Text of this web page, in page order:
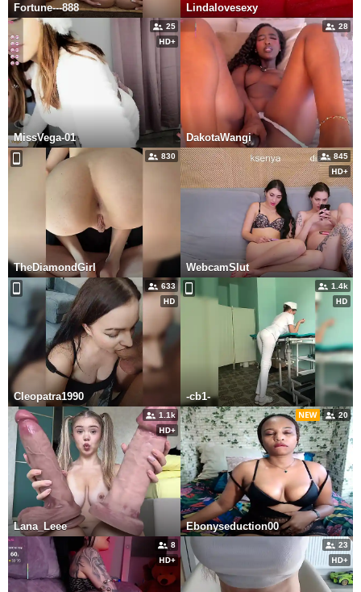
Fortune---888 Lindalovesexy
25
MissVega-01
28
DakotaWangi
830
TheDiamondGirl
845
WebcamSlut
633
Cleopatra1990
1.4k
-cb1-
1.1k
Lana_Leee
20
Ebonyseduction00
8 23